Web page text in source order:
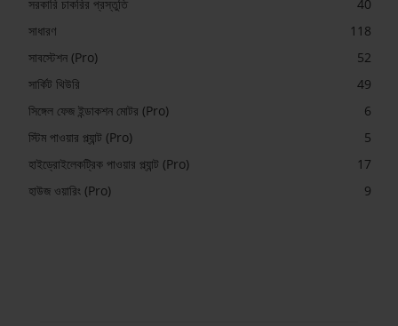
সরকারি চাকরির প্রস্তুতি
40
সাধারণ
118
সাবস্টেশন (Pro)
52
সার্কিট থিউরি
49
সিঙ্গেল ফেজ ইন্ডাকশন মোটর (Pro)
6
স্টিম পাওয়ার প্ল্যান্ট (Pro)
5
হাইড্রোইলেকট্রিক পাওয়ার প্ল্যান্ট (Pro)
17
হাউজ ওয়ারিং (Pro)
9